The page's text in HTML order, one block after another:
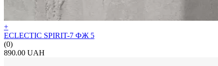
+
ECLECTIC SPIRIT-7 ФЖ 5
(0)
890.00 UAH